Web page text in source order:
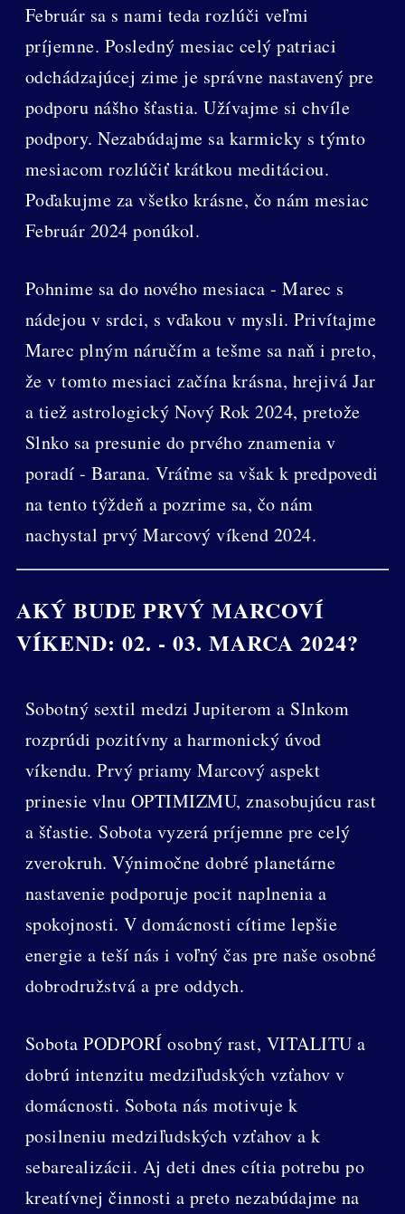
Február sa s nami teda rozlúči veľmi
príjemne. Posledný mesiac celý patriaci
odchádzajúcej zime je správne nastavený pre
podporu nášho šťastia. Užívajme si chvíle
podpory. Nezabúdajme sa karmicky s týmto
mesiacom rozlúčiť krátkou meditáciou.
Poďakujme za všetko krásne, čo nám mesiac
Február 2024 ponúkol.
Pohnime sa do nového mesiaca - Marec s
nádejou v srdci, s vďakou v mysli. Privítajme
Marec plným náručím a tešme sa naň i preto,
že v tomto mesiaci začína krásna, hrejivá Jar
a tiež astrologický Nový Rok 2024, pretože
Slnko sa presunie do prvého znamenia v
poradí - Barana. Vráťme sa však k predpovedi
na tento týždeň a pozrime sa, čo nám
nachystal prvý Marcový víkend 2024.
AKÝ BUDE PRVÝ MARCOVÍ
VÍKEND: 02. - 03. MARCA 2024?
Sobotný sextil medzi Jupiterom a Slnkom
rozprúdi pozitívny a harmonický úvod
víkendu. Prvý priamy Marcový aspekt
prinesie vlnu OPTIMIZMU, znasobujúcu rast
a šťastie. Sobota vyzerá príjemne pre celý
zverokruh. Výnimočne dobré planetárne
nastavenie podporuje pocit naplnenia a
spokojnosti. V domácnosti cítime lepšie
energie a teší nás i voľný čas pre naše osobné
dobrodružstvá a pre oddych.
Sobota PODPORÍ osobný rast, VITALITU a
dobrú intenzitu medziľudských vzťahov v
domácnosti. Sobota nás motivuje k
posilneniu medziľudských vzťahov a k
sebarealizácii. Aj deti dnes cítia potrebu po
kreatívnej činnosti a preto nezabúdajme na